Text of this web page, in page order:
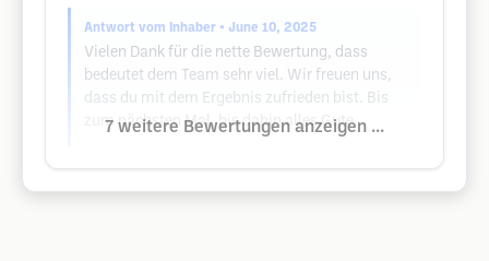
Antwort vom Inhaber • June 10, 2025
Vielen Dank für die nette Bewertung, dass
bedeutet dem Team sehr viel. Wir freuen uns,
dass du mit dem Ergebnis zufrieden bist. Bis
zum nächsten Mal, bis dahin alles Gute.
7 weitere Bewertungen anzeigen ...